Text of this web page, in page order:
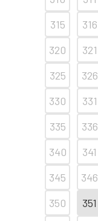
315
316
320
321
325
326
330
331
335
336
340
341
345
346
350
351